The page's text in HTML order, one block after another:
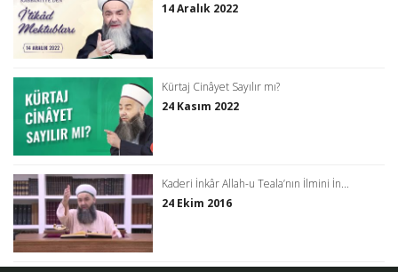
14 Aralık 2022
Kürtaj Cinâyet Sayılır mı?
24 Kasım 2022
Kaderi İnkâr Allah-u Teala’nın İlmini İn...
24 Ekim 2016